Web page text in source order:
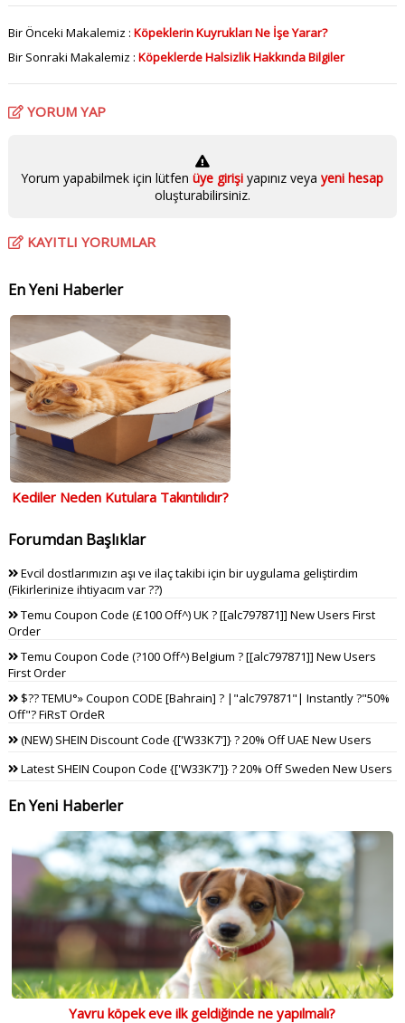
Bir Önceki Makalemiz : Köpeklerin Kuyrukları Ne İşe Yarar?
Bir Sonraki Makalemiz : Köpeklerde Halsizlik Hakkında Bilgiler
YORUM YAP
Yorum yapabilmek için lütfenüye girişiyapınız veya yeni hesap
oluşturabilirsiniz.
KAYITLI YORUMLAR
En Yeni Haberler
Kediler Neden Kutulara Takıntılıdır?
Forumdan Başlıklar
Evcil dostlarımızın aşı ve ilaç takibi için bir uygulama geliştirdim
(Fikirlerinize ihtiyacım var ??)
Temu Coupon Code (£100 Off^) UK ? [[alc797871]] New Users First
Order
Temu Coupon Code (?100 Off^) Belgium ? [[alc797871]] New Users
First Order
$?? TEMU°» Coupon CODE [Bahrain] ? |"alc797871"| Instantly ?"50%
Off"? FiRsT OrdeR
(NEW) SHEIN Discount Code {['W33K7']} ? 20% Off UAE New Users
Latest SHEIN Coupon Code {['W33K7']} ? 20% Off Sweden New Users
En Yeni Haberler
Yavru köpek eve ilk geldiğinde ne yapılmalı?